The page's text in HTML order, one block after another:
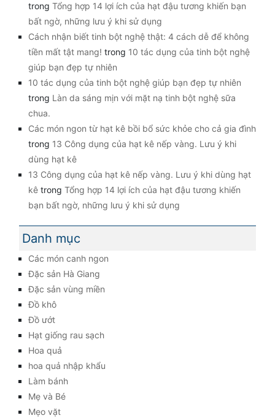
trong Tổng hợp 14 lợi ích của hạt đậu tương khiến bạn
bất ngờ, những lưu ý khi sử dụng
Cách nhận biết tinh bột nghệ thật: 4 cách dễ để không
tiền mất tật mang! trong 10 tác dụng của tinh bột nghệ
giúp bạn đẹp tự nhiên
10 tác dụng của tinh bột nghệ giúp bạn đẹp tự nhiên
trong Làn da sáng mịn với mặt nạ tinh bột nghệ sữa
chua.
Các món ngon từ hạt kê bồi bổ sức khỏe cho cả gia đình
trong 13 Công dụng của hạt kê nếp vàng. Lưu ý khi
dùng hạt kê
13 Công dụng của hạt kê nếp vàng. Lưu ý khi dùng hạt
kê trong Tổng hợp 14 lợi ích của hạt đậu tương khiến
bạn bất ngờ, những lưu ý khi sử dụng
Danh mục
Các món canh ngon
Đặc sản Hà Giang
Đặc sản vùng miền
Đồ khô
Đồ ướt
Hạt giống rau sạch
Hoa quả
hoa quả nhập khẩu
Làm bánh
Mẹ và Bé
Mẹo vặt